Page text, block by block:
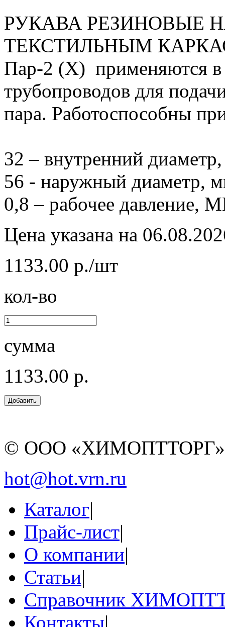
РУКАВА РЕЗИНОВЫЕ
ТЕКСТИЛЬНЫМ
Пар-2 (Х) применяются в
трубопроводов для
пара. Работоспособны
32 – внутренний
56 - наружный диаметр,
0,8 – рабочее давление,
Цена указана на
1133.00 р./шт
кол-во
сумма
1133.00 р.
© ООО
hot@hot.vrn.ru
Каталог|
Прайс-лист|
О компании|
Статьи|
Справочник
Контакты|